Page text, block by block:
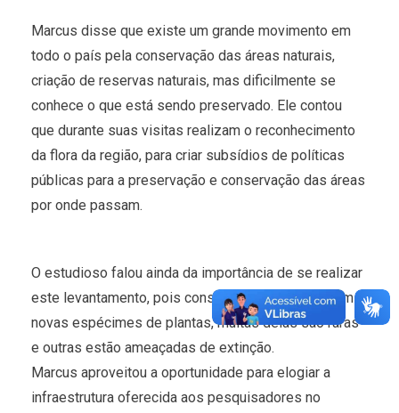
Marcus disse que existe um grande movimento em
todo o país pela conservação das áreas naturais,
criação de reservas naturais, mas dificilmente se
conhece o que está sendo preservado. Ele contou
que durante suas visitas realizam o reconhecimento
da flora da região, para criar subsídios de políticas
públicas para a preservação e conservação das áreas
por onde passam.
O estudioso falou ainda da importância de se realizar
este levantamento, pois constantemente encontram
novas espécimes de plantas, muitas delas são raras
e outras estão ameaçadas de extinção.
Marcus aproveitou a oportunidade para elogiar a
infraestrutura oferecida aos pesquisadores no